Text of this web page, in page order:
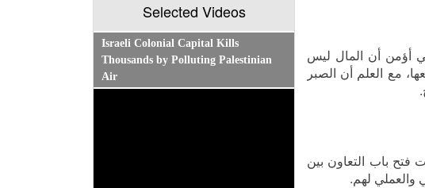
أؤمن أن المال ليس
مع العلم أن الصبر
فتح باب التعاون بين
والعملي لهم.
Selected Videos
Israeli Colonial Capital Kills
Thousands by Polluting Palestinian
Air